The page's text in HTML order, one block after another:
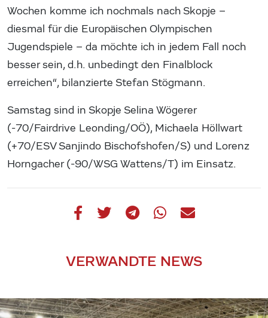
Wochen komme ich nochmals nach Skopje –
diesmal für die Europäischen Olympischen
Jugendspiele – da möchte ich in jedem Fall noch
besser sein, d.h. unbedingt den Finalblock
erreichen“, bilanzierte Stefan Stögmann.
Samstag sind in Skopje Selina Wögerer
(-70/Fairdrive Leonding/OÖ), Michaela Höllwart
(+70/ESV Sanjindo Bischofshofen/S) und Lorenz
Horngacher (-90/WSG Wattens/T) im Einsatz.
VERWANDTE NEWS